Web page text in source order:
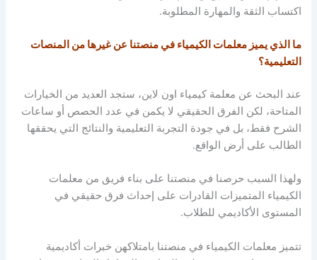
اكتساب الثقة والمهارة المطلوبة.
ما الذي يميز معلمات الكيمياء في منصتنا عن غيرها من المنصات
التعليمية؟
عند البحث عن معلمة كيمياء اون لاين، ستجد العديد من الخيارات
المتاحة، لكن الفرق الحقيقي لا يكمن في عدد الحصص أو ساعات
الشرح فقط، بل في جودة التجربة التعليمية والنتائج التي يحققها
الطالب على أرض الواقع.
ولهذا السبب حرصنا في منصتنا على بناء فريق من معلمات
الكيمياء المتميزات القادرات على إحداث فرق حقيقي في
المستوى الأكاديمي للطلاب.
تتميز معلمات الكيمياء في منصتنا بامتلاكهن خبرات أكاديمية